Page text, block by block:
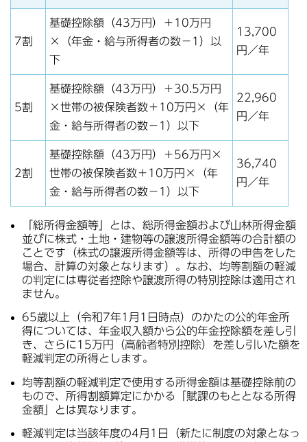
7割
基礎控除額（43万円）＋10万円
×（年金・給与所得者の数－1）以
下
13,700
円／年
5割
基礎控除額（43万円）＋30.5万円
×世帯の被保険者数＋10万円×（年
金・給与所得者の数－1）以下
22,960
円／年
2割
基礎控除額（43万円）＋56万円×
世帯の被保険者数＋10万円×（年
金・給与所得者の数－1）以下
36,740
円／年
「総所得金額等」とは、総所得金額および山林所得金額
並びに株式・土地・建物等の譲渡所得金額等の合計額の
ことです（株式の譲渡所得金額等は、所得の申告をした
場合、計算の対象となります）。なお、均等割額の軽減
の判定には専従者控除や譲渡所得の特別控除は適用され
ません。
65歳以上（令和7年1月1日時点）のかたの公的年金所
得については、年金収入額から公的年金控除額を差し引
き、さらに15万円（高齢者特別控除）を差し引いた額を
軽減判定の所得とします。
均等割額の軽減判定で使用する所得金額は基礎控除前の
もので、所得割額算定にかかる「賦課のもととなる所得
金額」とは異なります。
軽減判定は当該年度の4月1日（新たに制度の対象となっ